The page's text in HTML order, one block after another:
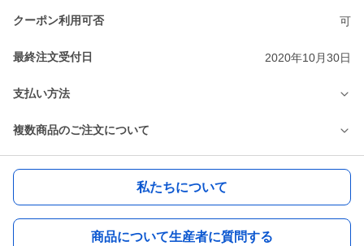
クーポン利用可否 可
最終注文受付日 2020年10月30日
支払い方法
複数商品のご注文について
私たちについて
商品について生産者に質問する